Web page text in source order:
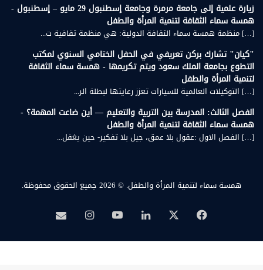
زيارة علمية إلى جامعة مرمرة وجامعة إسطنبول 29 مايو – إسطنبول -
همسة سماء الثقافة لتنمية المرأة والطفل
[…] منظمة همسة سماء الثقافة الدولية: هي منظمة ثقافية ت...
"كيان" تشارك بركن تعريفي في الحفل الختامي السنوي لمكتب
التطوع بجامعة الملك سعود ويتم تكريمها - همسة سماء الثقافة
لتنمية المرأة والطفل
[…] التوكيلات العالمية للسيارات تعزز رعايتها لبطلة الر...
الفصل الثالث: المدرسة بين التربية والتعليم — أين ضاعت المهمة؟ -
همسة سماء الثقافة لتنمية المرأة والطفل
[…] الفصل الاول :عقول بلا عمق، جيل بلا تفكير- حين يغفل...
همسة سماء لتنمية المرأة والطفل. © 2026 جميع الحقوق محفوظة.
فيسبوك لينكدإن‫YouTubeانستقرامبريد
همسة